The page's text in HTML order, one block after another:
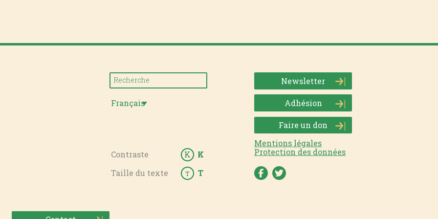
Français
Contraste K
K
Taille du texte
T T
Newsletter
Adhésion
Faire un don
Mentions légales
Protection des données